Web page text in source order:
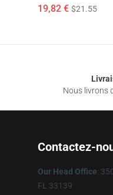
19,82 € $21.55
Nous livrons
Contactez-
Our Head Office:
FL 33139